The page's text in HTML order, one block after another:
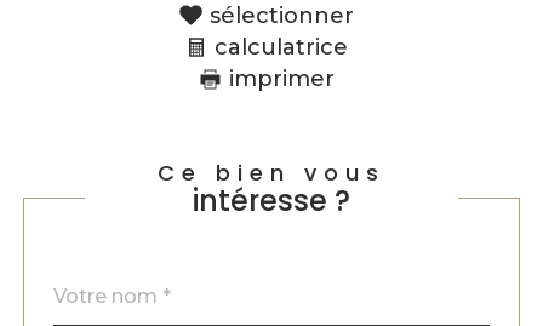
sélectionner
calculatrice
imprimer
Ce bien vous
intéresse ?
par
*